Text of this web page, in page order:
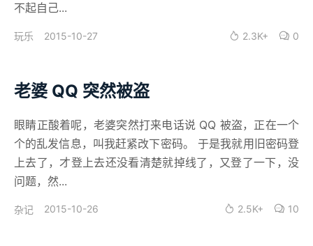
不起自己...
玩乐 2015-10-27 2.3K+ 0
老婆 QQ 突然被盗
眼睛正酸着呢，老婆突然打来电话说 QQ 被盗，正在一个
个的乱发信息，叫我赶紧改下密码。 于是我就用旧密码登
上去了，才登上去还没看清楚就掉线了，又登了一下，没
问题，然...
杂记 2015-10-26 2.5K+ 10